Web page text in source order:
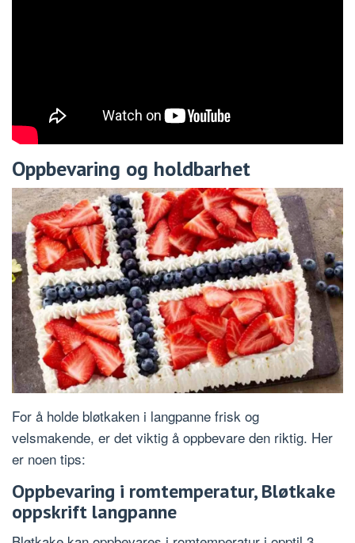
Oppbevaring og holdbarhet
For å holde bløtkaken i langpanne frisk og
velsmakende, er det viktig å oppbevare den riktig. Her
er noen tips:
Oppbevaring i romtemperatur, Bløtkake
oppskrift langpanne